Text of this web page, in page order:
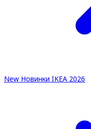
New Новинки IKEA 2026